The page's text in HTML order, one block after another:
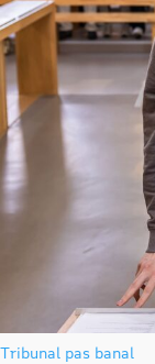
Tribunal pas banal